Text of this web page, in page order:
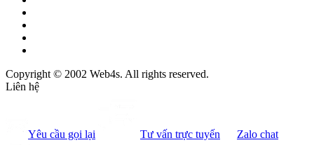
Copyright © 2002 Web4s. All rights reserved.
Liên hệ
Yêu cầu gọi lại Tư vấn trực tuyến Zalo chat